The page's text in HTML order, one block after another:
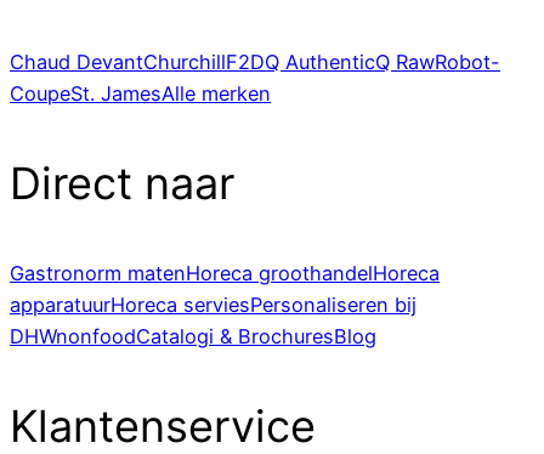
Chaud DevantChurchillF2DQ AuthenticQ RawRobot-
CoupeSt. JamesAlle merken
Direct naar
Gastronorm matenHoreca groothandelHoreca
apparatuurHoreca serviesPersonaliseren bij
DHWnonfoodCatalogi & BrochuresBlog
Klantenservice